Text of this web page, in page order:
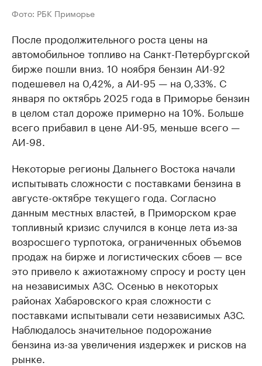
Фото: РБК Приморье
После продолжительного роста цены на
автомобильное топливо на Санкт-Петербургской
бирже пошли вниз. 10 ноября бензин АИ-92
подешевел на 0,42%, а АИ-95 — на 0,33%. С
января по октябрь 2025 года в Приморье бензин
в целом стал дороже примерно на 10%. Больше
всего прибавил в цене АИ-95, меньше всего —
АИ-98.
Некоторые регионы Дальнего Востока начали
испытывать сложности с поставками бензина в
августе-октябре текущего года. Согласно
данным местных властей, в Приморском крае
топливный кризис случился в конце лета из-за
возросшего турпотока, ограниченных объемов
продаж на бирже и логистических сбоев — все
это привело к ажиотажному спросу и росту цен
на независимых АЗС. Осенью в некоторых
районах Хабаровского края сложности с
поставками испытывали сети независимых АЗС.
Наблюдалось значительное подорожание
бензина из-за увеличения издержек и рисков на
рынке.